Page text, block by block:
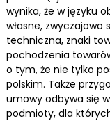
wynika, że w języku
własne,
techniczna, znaki
pochodzenia
o tym, że nie tylko
polskim. Także
umowy odbywa się
podmioty, dla